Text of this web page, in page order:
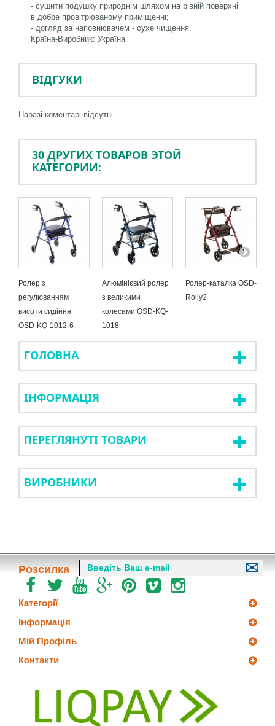
- сушити подушку природнім шляхом на рівній поверхні
в добре провітрюваному приміщенні;
- догляд за наповнювачем - сухе чищення.
Країна-Виробник: Україна
ВІДГУКИ
Наразі коментарі відсутні.
30 ДРУГИХ ТОВАРОВ ЭТОЙ
КАТЕГОРИИ:
Ролер з
регулюванням
висоти сидіння
OSD-KQ-1012-6
Алюмінієвий ролер
з великими
колесами OSD-KQ-
1018
Ролер-каталка OSD-
Rolly2
ГОЛОВНА
ІНФОРМАЦІЯ
ПЕРЕГЛЯНУТІ ТОВАРИ
ВИРОБНИКИ
Розсилка
Категорії
Інформація
Мій Профіль
Контакти